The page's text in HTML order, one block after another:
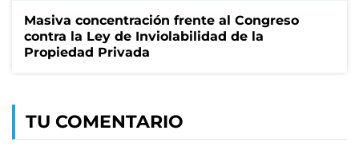
Masiva concentración frente al Congreso
contra la Ley de Inviolabilidad de la
Propiedad Privada
TU COMENTARIO